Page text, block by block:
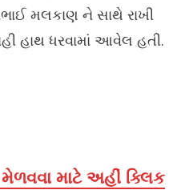
મલકાણ ને સાથે રાખી
હાથ ધરવામાં આવેલ હતી.
માટે અહીં ક્લિક